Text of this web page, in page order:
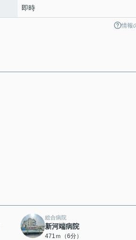
即時
情報
総合病院
新河端病院
471ｍ（6分）